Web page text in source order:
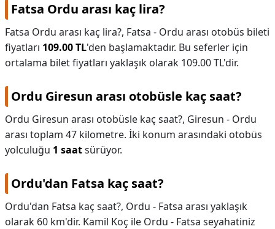
Fatsa Ordu arası kaç lira?
Fatsa Ordu arası kaç lira?, Fatsa - Ordu arası otobüs bileti
fiyatları 109.00 TL'den başlamaktadır. Bu seferler için
ortalama bilet fiyatları yaklaşık olarak 109.00 TL'dir.
Ordu Giresun arası otobüsle kaç saat?
Ordu Giresun arası otobüsle kaç saat?, Giresun - Ordu
arası toplam 47 kilometre. İki konum arasındaki otobüs
yolculuğu 1 saatsürüyor.
Ordu'dan Fatsa kaç saat?
Ordu'dan Fatsa kaç saat?, Ordu - Fatsa arası yaklaşık
olarak 60 km'dir. Kamil Koç ile Ordu - Fatsa seyahatiniz